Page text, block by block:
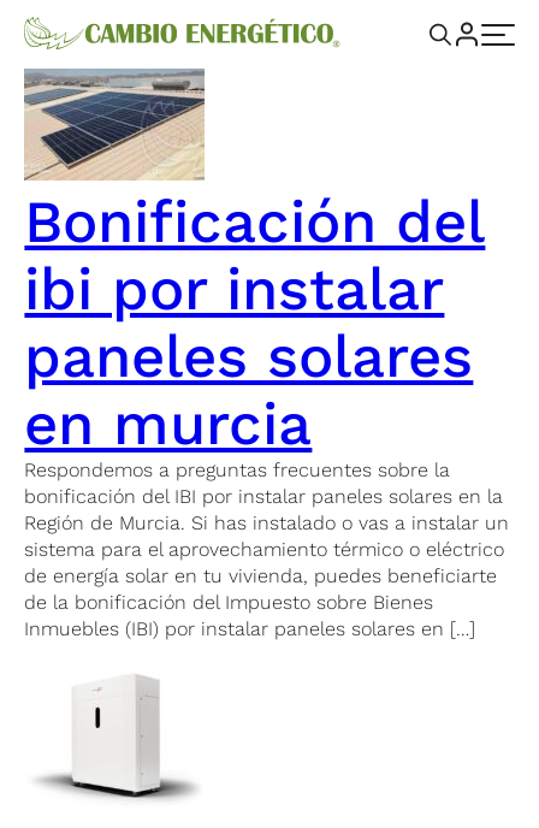
Bonificación del
ibi por instalar
paneles solares
en murcia
Respondemos a preguntas frecuentes sobre la
bonificación del IBI por instalar paneles solares en la
Región de Murcia. Si has instalado o vas a instalar un
sistema para el aprovechamiento térmico o eléctrico
de energía solar en tu vivienda, puedes beneficiarte
de la bonificación del Impuesto sobre Bienes
Inmuebles (IBI) por instalar paneles solares en […]